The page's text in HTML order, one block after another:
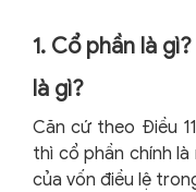
1. Cổ phần là
là gì?
Căn cứ theo Điều
thì cổ phần chính
của vốn điều lệ